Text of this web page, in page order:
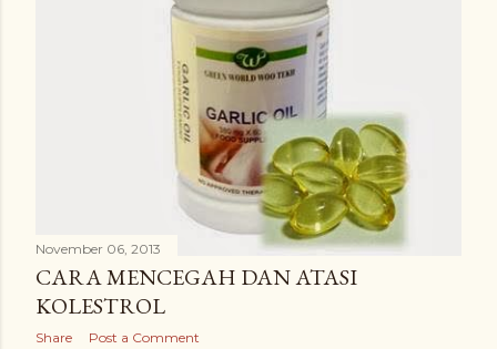
November 06, 2013
CARA MENCEGAH DAN ATASI
KOLESTROL
Share Post a Comment